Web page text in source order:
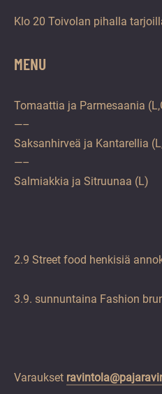
Klo 20 Toivolan pihalla
MENU
Tomaattia ja Parmesaania
—–
Saksanhirveä ja Kantarellia
—–
Salmiakkia ja Sitruunaa (L)
2.9 Street food henkisiä
3.9. sunnuntaina Fashion
Varaukset